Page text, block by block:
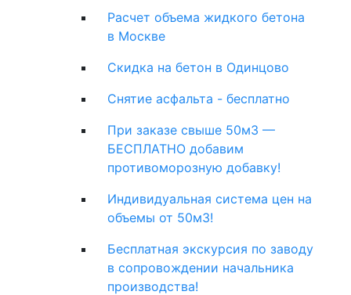
Расчет объема жидкого бетона
в Москве
Скидка на бетон в Одинцово
Снятие асфальта - бесплатно
При заказе свыше 50м3 —
БЕСПЛАТНО добавим
противоморозную добавку!
Индивидуальная система цен на
объемы от 50м3!
Бесплатная экскурсия по заводу
в сопровождении начальника
производства!